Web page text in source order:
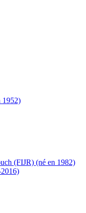
1952)
(FIJR) (né en 1982)